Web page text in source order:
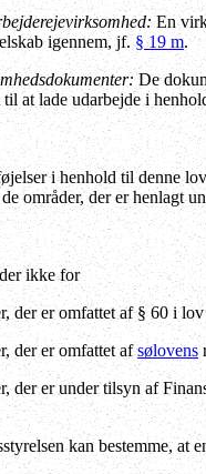
En
igennem, jf.§ 19 m.
De
at lade udarbejde i
i henhold til denne
områder, der er henlagt
ikke for
der er omfattet af § 60 i
der er omfattet afsølovens
der er under tilsyn af
kan bestemme, at